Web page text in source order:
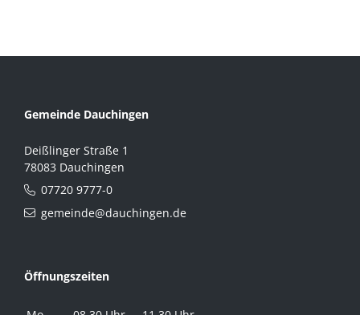
Gemeinde Dauchingen
Deißlinger Straße 1
78083 Dauchingen
07720 9777-0
gemeinde@dauchingen.de
Öffnungszeiten